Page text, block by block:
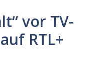
vor TV-
RTL+